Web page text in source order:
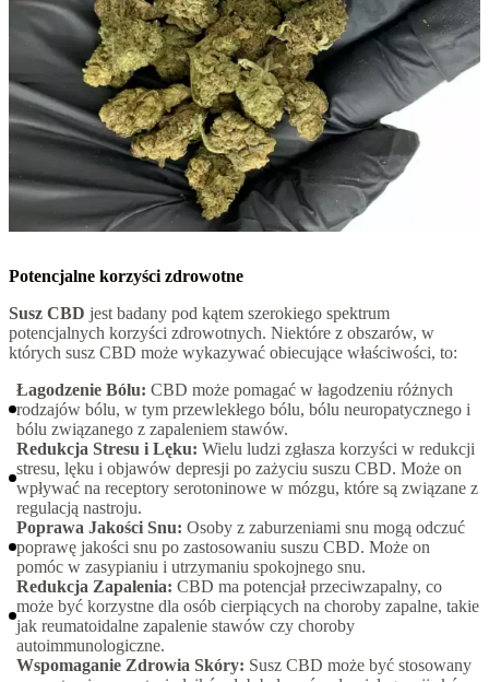
Potencjalne korzyści zdrowotne
Susz CBD jest badany pod kątem szerokiego spektrum
potencjalnych korzyści zdrowotnych. Niektóre z obszarów, w
których susz CBD może wykazywać obiecujące właściwości, to:
Łagodzenie Bólu: CBD może pomagać w łagodzeniu różnych
rodzajów bólu, w tym przewlekłego bólu, bólu neuropatycznego i
bólu związanego z zapaleniem stawów.
Redukcja Stresu i Lęku: Wielu ludzi zgłasza korzyści w redukcji
stresu, lęku i objawów depresji po zażyciu suszu CBD. Może on
wpływać na receptory serotoninowe w mózgu, które są związane z
regulacją nastroju.
Poprawa Jakości Snu: Osoby z zaburzeniami snu mogą odczuć
poprawę jakości snu po zastosowaniu suszu CBD. Może on
pomóc w zasypianiu i utrzymaniu spokojnego snu.
Redukcja Zapalenia: CBD ma potencjał przeciwzapalny, co
może być korzystne dla osób cierpiących na choroby zapalne, takie
jak reumatoidalne zapalenie stawów czy choroby
autoimmunologiczne.
Wspomaganie Zdrowia Skóry: Susz CBD może być stosowany